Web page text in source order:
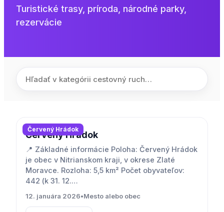
Turistické trasy, príroda, národné parky,
rezervácie
Červený Hrádok
Červený Hrádok
📍 Základné informácie Poloha: Červený Hrádok
je obec v Nitrianskom kraji, v okrese Zlaté
Moravce. Rozloha: 5,5 km² Počet obyvateľov:
442 (k 31. 12.…
12. januára 2026•Mesto alebo obec